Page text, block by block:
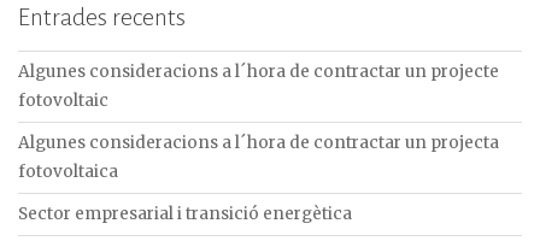
Entrades recents
Algunes consideracions a l´hora de contractar un projecte
fotovoltaic
Algunes consideracions a l´hora de contractar un projecta
fotovoltaica
Sector empresarial i transició energètica